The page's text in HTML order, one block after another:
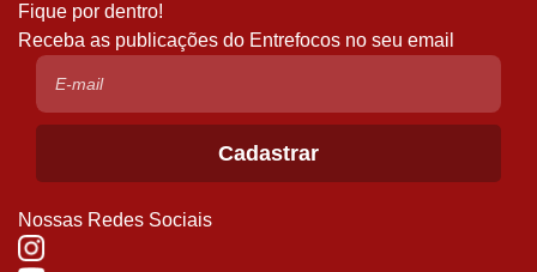
Fique por dentro!
Receba as publicações do Entrefocos no seu email
Nossas Redes Sociais